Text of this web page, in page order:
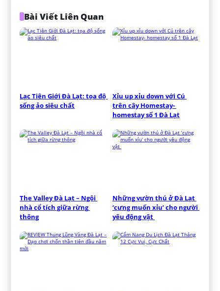
Bài Viết Liên Quan
Lạc Tiên Giới Đà Lạt: tọa độ
sống ảo siêu chất
Xỉu up xỉu down với Cú
trên cây Homestay-
homestay số 1 Đà Lạt
The Valley Đà Lạt – Ngôi
nhà cổ tích giữa rừng
thông
Những vườn thú ở Đà Lạt
‘cưng muốn xỉu’ cho người
yêu động vật